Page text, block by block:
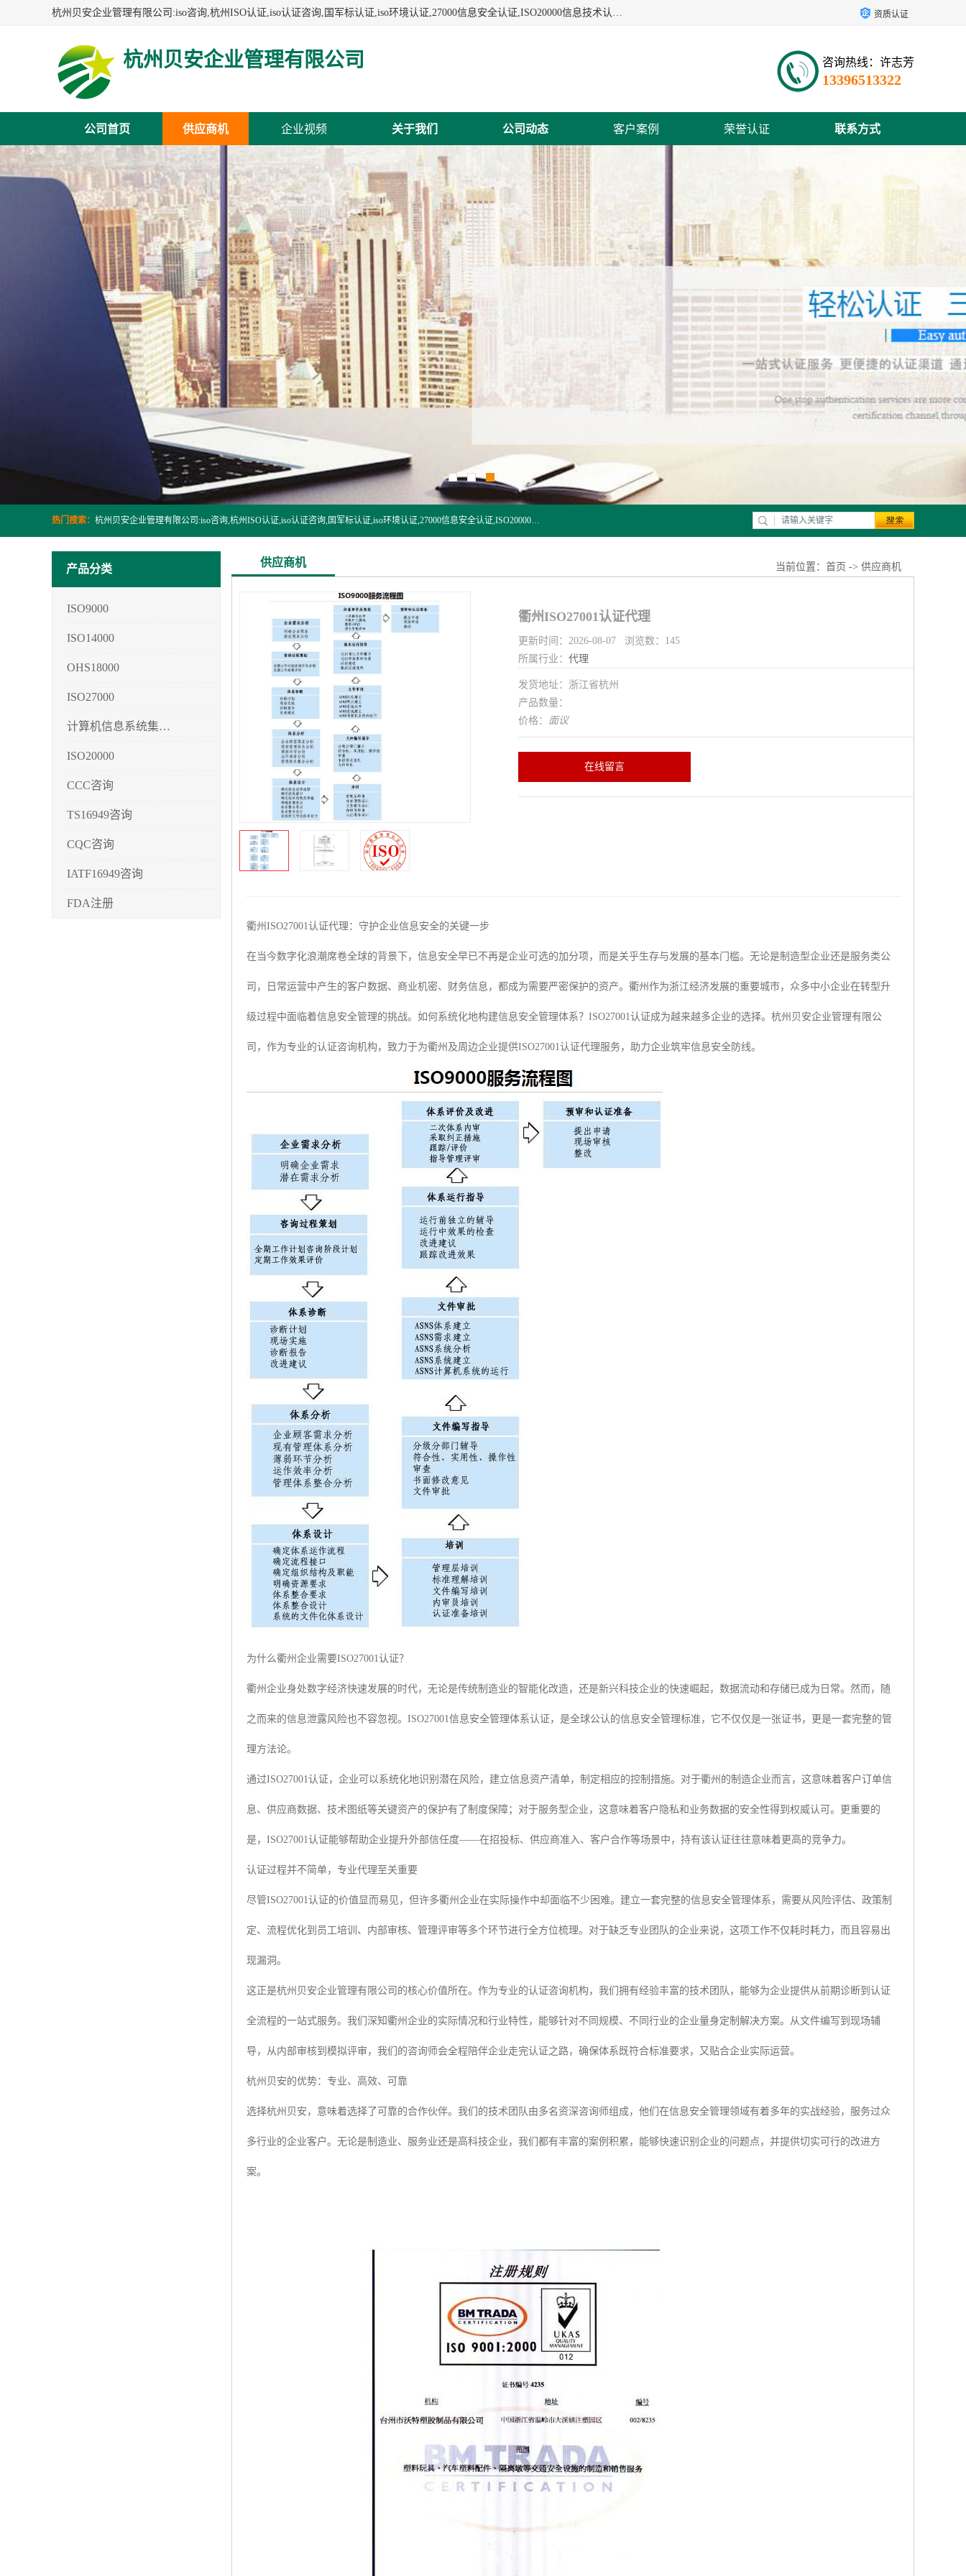
杭州贝安企业管理有限公司:iso咨询,杭州ISO认证,iso认证咨询,国军标认证,iso环境认证,27000信息安全认证,ISO20000信息技术认证,口罩检测报告,32610检测报告,CCRC认证,ISO50001认证,ITSS认证,两化融合认证,出口口罩检测报告等认证代理服务,本公司有近10年的体系咨询经验,能业务覆盖范围南到海南三亚北到新疆阿克苏. 资质认证
杭州贝安企业管理有限公司 咨询热线：许志芳
13396513322
公司首页 供应商机 企业视频 关于我们 公司动态 客户案例 荣誉认证 联系方式
热门搜索： 杭州贝安企业管理有限公司:iso咨询,杭州ISO认证,iso认证咨询,国军标认证,iso环境认证,27000信息安全认证,ISO20000信息技术认证,口罩检测报告,32610检测报告,CCRC认证,ISO50001认证,ITSS认证,两化融合认证,出口口罩检测报告等认证代理服务,本公司有近10年的体系咨询经验,能业务覆盖范围南到海南三亚北到新疆阿克苏.
产品分类
ISO9000
ISO14000
OHS18000
ISO27000
计算机信息系统集成3/4/5
ISO20000
CCC咨询
TS16949咨询
CQC咨询
IATF16949咨询
FDA注册
供应商机 当前位置： 首页 -> 供应商机
衢州ISO27001认证代理
更新时间：2026-08-07 浏览数：145
所属行业： 代理
发货地址：浙江省杭州
产品数量：
价格： 面议
在线留言
衢州ISO27001认证代理：守护企业信息安全的关键一步
在当今数字化浪潮席卷全球的背景下，信息安全早已不再是企业可选的加分项，而是关乎生存与发展的基本门槛。无论是制造型企业还是服务类公
司，日常运营中产生的客户数据、商业机密、财务信息，都成为需要严密保护的资产。衢州作为浙江经济发展的重要城市，众多中小企业在转型升
级过程中面临着信息安全管理的挑战。如何系统化地构建信息安全管理体系？ISO27001认证成为越来越多企业的选择。杭州贝安企业管理有限公
司，作为专业的认证咨询机构，致力于为衢州及周边企业提供ISO27001认证代理服务，助力企业筑牢信息安全防线。
为什么衢州企业需要ISO27001认证？
衢州企业身处数字经济快速发展的时代，无论是传统制造业的智能化改造，还是新兴科技企业的快速崛起，数据流动和存储已成为日常。然而，随
之而来的信息泄露风险也不容忽视。ISO27001信息安全管理体系认证，是全球公认的信息安全管理标准，它不仅仅是一张证书，更是一套完整的管
理方法论。
通过ISO27001认证，企业可以系统化地识别潜在风险，建立信息资产清单，制定相应的控制措施。对于衢州的制造企业而言，这意味着客户订单信
息、供应商数据、技术图纸等关键资产的保护有了制度保障；对于服务型企业，这意味着客户隐私和业务数据的安全性得到权威认可。更重要的
是，ISO27001认证能够帮助企业提升外部信任度——在招投标、供应商准入、客户合作等场景中，持有该认证往往意味着更高的竞争力。
认证过程并不简单，专业代理至关重要
尽管ISO27001认证的价值显而易见，但许多衢州企业在实际操作中却面临不少困难。建立一套完整的信息安全管理体系，需要从风险评估、政策制
定、流程优化到员工培训、内部审核、管理评审等多个环节进行全方位梳理。对于缺乏专业团队的企业来说，这项工作不仅耗时耗力，而且容易出
现漏洞。
这正是杭州贝安企业管理有限公司的核心价值所在。作为专业的认证咨询机构，我们拥有经验丰富的技术团队，能够为企业提供从前期诊断到认证
全流程的一站式服务。我们深知衢州企业的实际情况和行业特性，能够针对不同规模、不同行业的企业量身定制解决方案。从文件编写到现场辅
导，从内部审核到模拟评审，我们的咨询师会全程陪伴企业走完认证之路，确保体系既符合标准要求，又贴合企业实际运营。
杭州贝安的优势：专业、高效、可靠
选择杭州贝安，意味着选择了可靠的合作伙伴。我们的技术团队由多名资深咨询师组成，他们在信息安全管理领域有着多年的实战经验，服务过众
多行业的企业客户。无论是制造业、服务业还是高科技企业，我们都有丰富的案例积累，能够快速识别企业的问题点，并提供切实可行的改进方
案。